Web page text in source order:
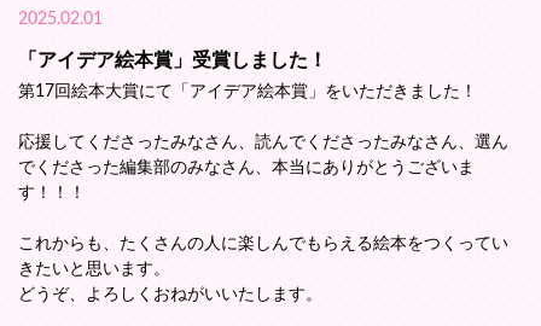
2025.02.01
「アイデア絵本賞」受賞しました！
第17回絵本大賞にて「アイデア絵本賞」をいただきました！
応援してくださったみなさん、読んでくださったみなさん、選ん
でくださった編集部のみなさん、本当にありがとうございま
す！！！
これからも、たくさんの人に楽しんでもらえる絵本をつくってい
きたいと思います。
どうぞ、よろしくおねがいいたします。